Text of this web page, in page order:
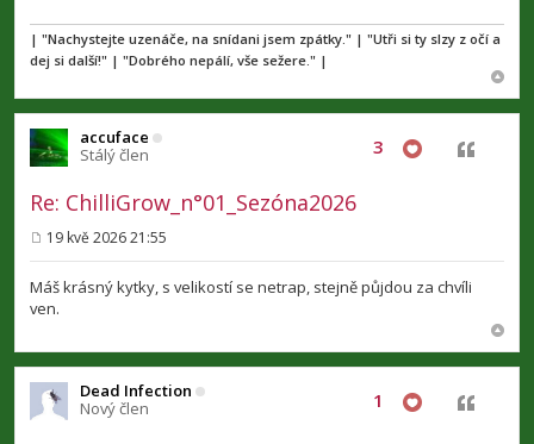
| "Nachystejte uzenáče, na snídani jsem zpátky." | "Utři si ty slzy z očí a
dej si další!" | "Dobrého nepálí, vše sežere." |
accuface
Stálý člen
Re: ChilliGrow_n°01_Sezóna2026
3 Citovat
ř
í
p
v
e
k
19 kvě 2026 21:55
Máš krásný kytky, s velikostí se netrap, stejně půjdou za chvíli
ven.
Dead Infection
Nový člen
1 Citovat